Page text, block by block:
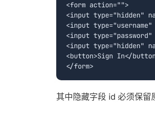
<form action="">
<input type="hidden"
<input type="username"
<input type="password"
<input type="hidden"
<button>Sign In</
其中隐藏字段 id 必须保留